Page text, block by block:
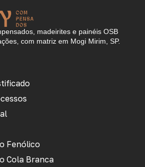
madeirites e painéis OSB
com matriz em Mogi Mirim, SP.
Fenólico
Cola Branca